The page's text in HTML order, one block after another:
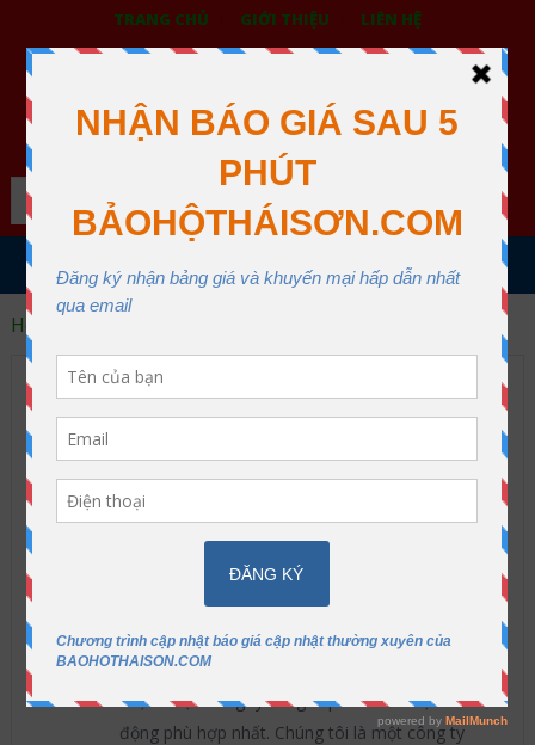
TRANG CHỦ GIỚI THIỆU LIÊN HỆ
BẢO HỘ LAO ĐỘNG THÁI SƠN
XƯỞNG MAY THÁI SƠN QUẬN 12
Search
MENU
Home
non ky thuat Archive
Ba bước đặt mua nón bảo hộ lao động
giá tốt nhất tại Tp HCM
Làm sao để đặt mua nón bảo hộ lao động giá
tốt nhất tại Tp HCM? Một câu hỏi mà chắc bạn
đang quan tâm khi chưa biết làm thế nào để
chọn được công ty cung cấp nón bảo hộ lao
động phù hợp nhất. Chúng tôi là một công ty